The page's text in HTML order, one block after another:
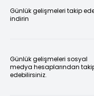
Günlük gelişmeleri takip
indirin
Günlük gelişmeleri sosyal
medya hesaplarından
edebilirsiniz.